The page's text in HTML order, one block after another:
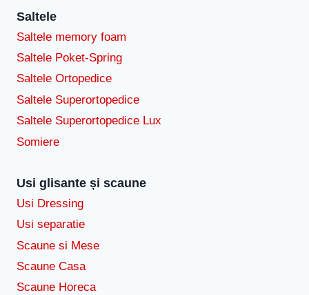
Saltele
Saltele memory foam
Saltele Poket-Spring
Saltele Ortopedice
Saltele Superortopedice
Saltele Superortopedice Lux
Somiere
Usi glisante și scaune
Usi Dressing
Usi separatie
Scaune si Mese
Scaune Casa
Scaune Horeca